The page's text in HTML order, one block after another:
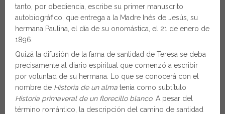
tanto, por obediencia, escribe su primer manuscrito
autobiográfico, que entrega a la Madre Inés de Jesús, su
hermana Paulina, el día de su onomástica, el 21 de enero de
1896.
Quizá la difusión de la fama de santidad de Teresa se deba
precisamente al diario espiritual que comenzó a escribir
por voluntad de su hermana. Lo que se conocerá con el
nombre de Historia de un alma tenía como subtítulo
Historia primaveral de un florecillo blanco. A pesar del
término romántico, la descripción del camino de santidad